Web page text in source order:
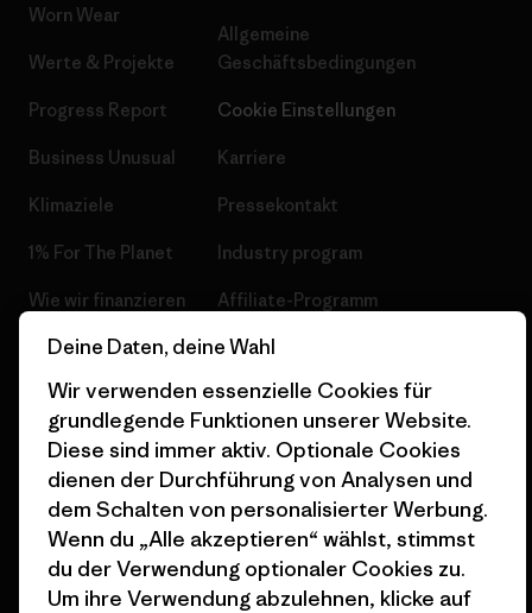
Worn Wear
Werte & Projekte
Progress Report
Business Unusual
Klimaziele
1% For The Planet
Wie wir finanzieren
Geschenkgutscheine
Stores in deiner
Nähe
Allgemeine
Geschäftsbedingungen
Cookie Einstellungen
Karriere
Pressekontakt
Industry program
Affiliate-Programm
Patagonia Deutschland
© 2026 Patagonia, Inc. All Rights Reserved.
Deine Daten, deine Wahl
Wir verwenden essenzielle Cookies für
grundlegende Funktionen unserer Website.
Diese sind immer aktiv. Optionale Cookies
dienen der Durchführung von Analysen und
dem Schalten von personalisierter Werbung.
Wenn du „Alle akzeptieren“ wählst, stimmst
du der Verwendung optionaler Cookies zu.
Um ihre Verwendung abzulehnen, klicke auf